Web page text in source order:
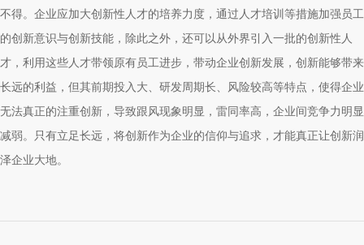
不得。企业应加大创新性人才的培养力度，通过人才培训等措施加强员工
的创新意识与创新技能，除此之外，还可以从外界引入一批的创新性人
才，利用这些人才带领原有员工进步，带动企业创新发展，创新能够带来
长远的利益，但其前期投入大、研发周期长、风险较高等特点，使得企业
无法真正的注重创新，导致跟风现象明显，雷同率高，企业间竞争力明显
减弱。只有立足长远，将创新作为企业的信仰与追求，才能真正让创新润
泽企业大地。